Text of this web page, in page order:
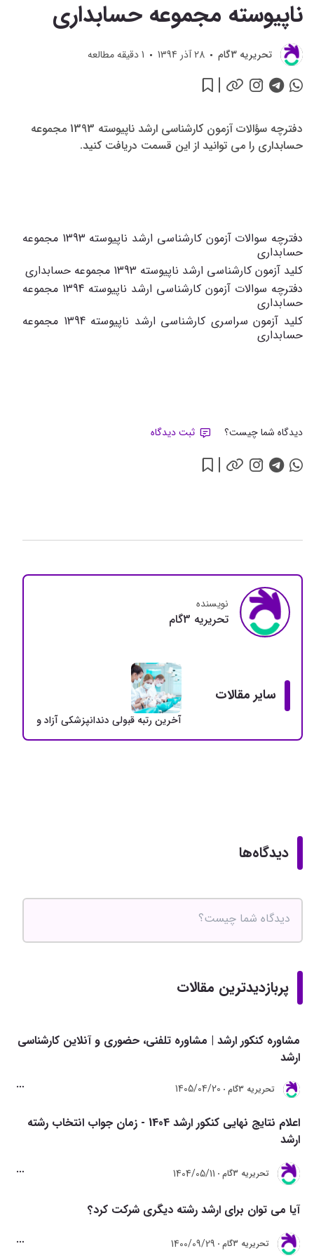
ناپيوسته‌ مجموعه حسابداری
تحريريه 3گام 28 آذر 1394 1دقیقه مطالعه
دفترچه سؤالات آزمون کارشناسی ارشد ناپیوسته 1393 مجموعه
حسابداری را می توانید از این قسمت دریافت کنید.
دفترچه سوالات آزمون کارشناسی ارشد ناپیوسته 1393 مجموعه
حسابداری
کلید آزمون کارشناسی ارشد ناپیوسته 1393 مجموعه حسابداری
دفترچه سوالات آزمون کارشناسی ارشد ناپیوسته 1394 مجموعه
حسابداری
کلید آزمون سراسری کارشناسی ارشد ناپیوسته 1394 مجموعه
حسابداری
دیدگاه شما چیست؟ ثبت دیدگاه
نویسنده
تحريريه 3گام
سایر مقالات
آخرین رتبه قبولی دندانپزشکی آزاد و دولتی +
دیدگاه‌ها
پربازدیدترین مقالات
مشاوره کنکور ارشد | مشاوره تلفنی، حضوری و آنلاین کارشناسی
ارشد
تحريريه 3گام 1405/04/20
اعلام نتایج نهایی کنکور ارشد 1404 - زمان جواب انتخاب رشته
ارشد
تحريريه 3گام 1404/05/11
آیا می توان برای ارشد رشته دیگری شرکت کرد؟
تحريريه 3گام 1400/09/29